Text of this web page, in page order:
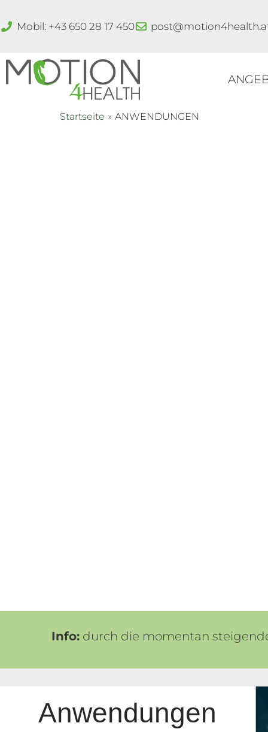
Inhalt
springen
Mobil: +43 650 28 17 450
Startseite ANWENDUNGEN
Info: durch die momentan
Anwendungen